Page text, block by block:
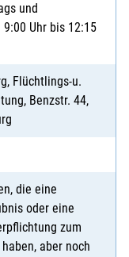
und
Uhr bis 12:15
Flüchtlings-u.
Benzstr. 44,
die eine
oder eine
zum
aber noch